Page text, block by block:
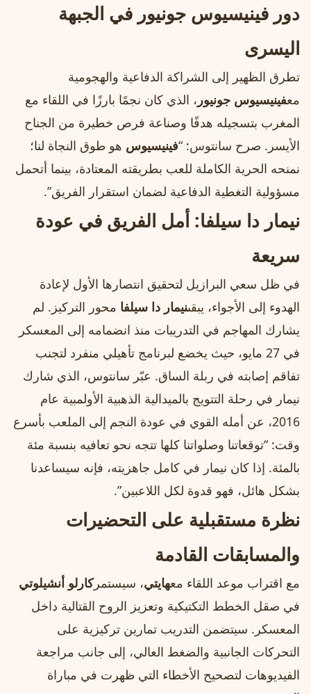
دور فينيسيوس جونيور في الجبهة
اليسرى
تطرق الظهير إلى الشراكة الدفاعية والهجومية
معفينيسيوس جونيور ، الذي كان نجمًا بارزًا في اللقاء مع
المغرب بتسجيله هدفًا وصناعة فرص خطيرة من الجناح
الأيسر. صرح سانتوس: “فينيسيوس هو طوق النجاة لنا؛
نمنحه الحرية الكاملة للعب بطريقته المعتادة، بينما أتحمل
مسؤولية التغطية الدفاعية لضمان استقرار الفريق”.
نيمار دا سيلفا: أمل الفريق في عودة
سريعة
في ظل سعي البرازيل لتحقيق انتصارها الأول لإعادة
الهدوء إلى الأجواء، يبقىنيمار دا سيلفا محور التركيز. لم
يشارك المهاجم في التدريبات منذ انضمامه إلى المعسكر
في 27 مايو، حيث يخضع لبرنامج تأهيلي منفرد لتجنب
تفاقم إصابته في ربلة الساق. عبّر سانتوس، الذي شارك
نيمار في رحلة التتويج بالميدالية الذهبية الأولمبية عام
2016، عن أمله القوي في عودة النجم إلى الملعب بأسرع
وقت: “توقعاتنا وصلواتنا كلها تتجه نحو تعافيه بنسبة مئة
بالمئة. إذا كان نيمار في كامل جاهزيته، فإنه سيساعدنا
بشكل هائل، فهو قدوة لكل اللاعبين”.
نظرة مستقبلية على التحضيرات
والمسابقات القادمة
مع اقتراب موعد اللقاء معهايتي، سيستمركارلو أنشيلوتي
في صقل الخطط التكتيكية وتعزيز الروح القتالية داخل
المعسكر. سيتضمن التدريب تمارين تركيزية على
التحركات الجانبية والضغط العالي، إلى جانب مراجعة
الفيديوهات لتصحيح الأخطاء التي ظهرت في مباراة